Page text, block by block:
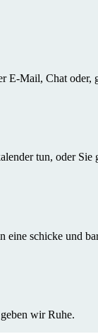
E-Mail, Chat oder,
tun, oder Sie
schicke und
wir Ruhe.